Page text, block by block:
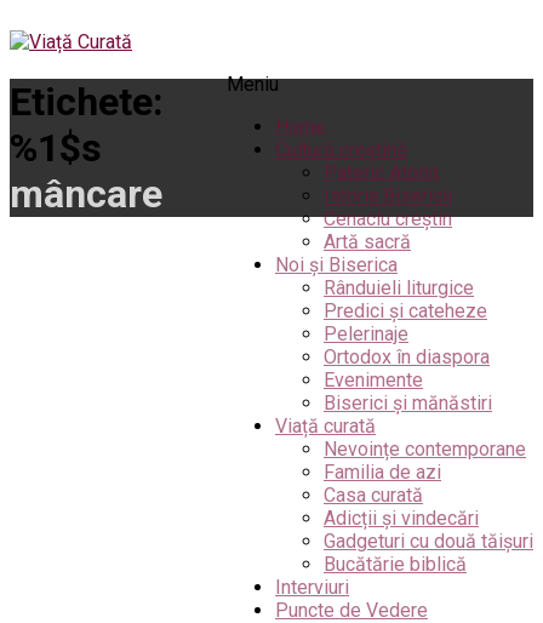
Meniu
Home
Cultură creștină
Pateric Atonit
Istoria Bisericii
Cenaclu creștin
Artă sacră
Noi și Biserica
Rânduieli liturgice
Predici și cateheze
Pelerinaje
Ortodox în diaspora
Evenimente
Biserici și mănăstiri
Viață curată
Nevoințe contemporane
Familia de azi
Casa curată
Adicții și vindecări
Gadgeturi cu două tăișuri
Bucătărie biblică
Interviuri
Puncte de Vedere
Etichete:
%1$s
mâncare